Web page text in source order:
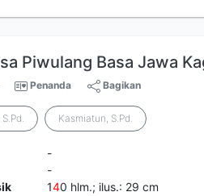
Piwulang Basa Jawa
Penanda Bagikan
Kasmiatun, S.Pd.
-
-
140 hlm.; ilus.: 29 cm